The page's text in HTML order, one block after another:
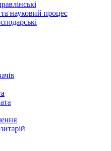
науковий процес